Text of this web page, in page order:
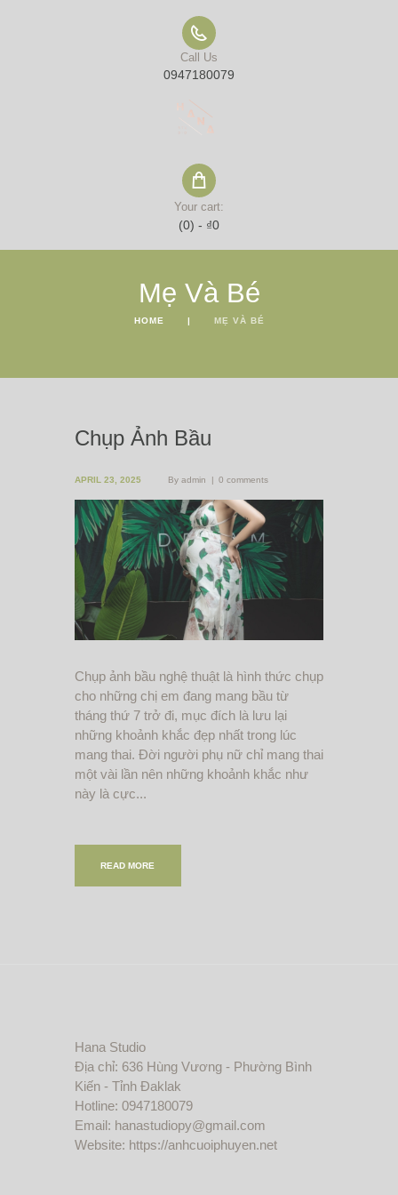
Call Us
0947180079
Your cart:
(0) - ₫0
Mẹ Và Bé
HOME MẸ VÀ BÉ
Chụp Ảnh Bầu
APRIL 23, 2025 Byadmin 0 comments
Chụp ảnh bầu nghệ thuật là hình thức chụp
cho những chị em đang mang bầu từ
tháng thứ 7 trở đi, mục đích là lưu lại
những khoảnh khắc đẹp nhất trong lúc
mang thai. Đời người phụ nữ chỉ mang thai
một vài lần nên những khoảnh khắc như
này là cực...
READ MORE
Hana Studio
Địa chỉ: 636 Hùng Vương - Phường Bình
Kiến - Tỉnh Đaklak
Hotline: 0947180079
Email: hanastudiopy@gmail.com
Website: https://anhcuoiphuyen.net